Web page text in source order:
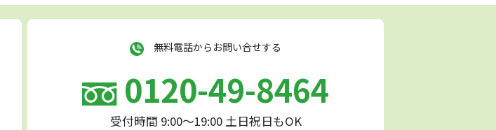
無料電話からお問い合せする
0120-49-8464
受付時間 9:00～19:00 土日祝日もOK